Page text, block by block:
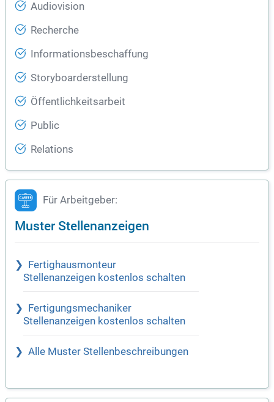
Audiovision
Recherche
Informationsbeschaffung
Storyboarderstellung
Öffentlichkeitsarbeit
Public
Relations
Für Arbeitgeber:
Muster Stellenanzeigen
Fertighausmonteur
Stellenanzeigen kostenlos schalten
Fertigungsmechaniker
Stellenanzeigen kostenlos schalten
Alle Muster Stellenbeschreibungen